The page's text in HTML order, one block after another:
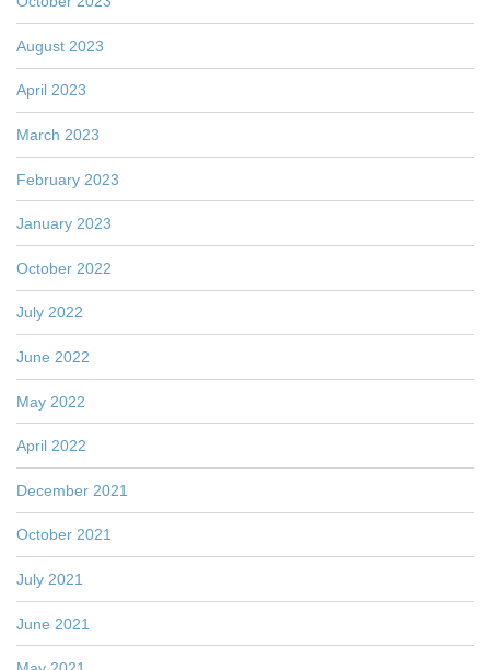
August 2023
April 2023
March 2023
February 2023
January 2023
October 2022
July 2022
June 2022
May 2022
April 2022
December 2021
October 2021
July 2021
June 2021